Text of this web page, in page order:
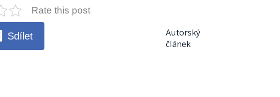
Rate this post
Sdílet
Autorský
článek